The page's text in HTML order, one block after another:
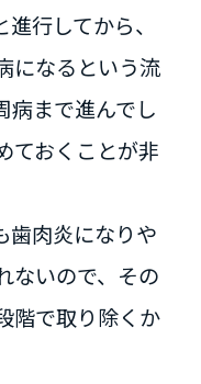
行してから、
になるという流
病まで進んでし
ておくことが非
歯肉炎になりや
ないので、その
階で取り除くか